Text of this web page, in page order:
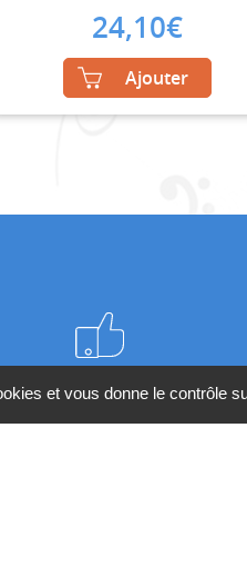
24,10€
Ajouter
Meilleurs prix du web
et vous donne le contrôle